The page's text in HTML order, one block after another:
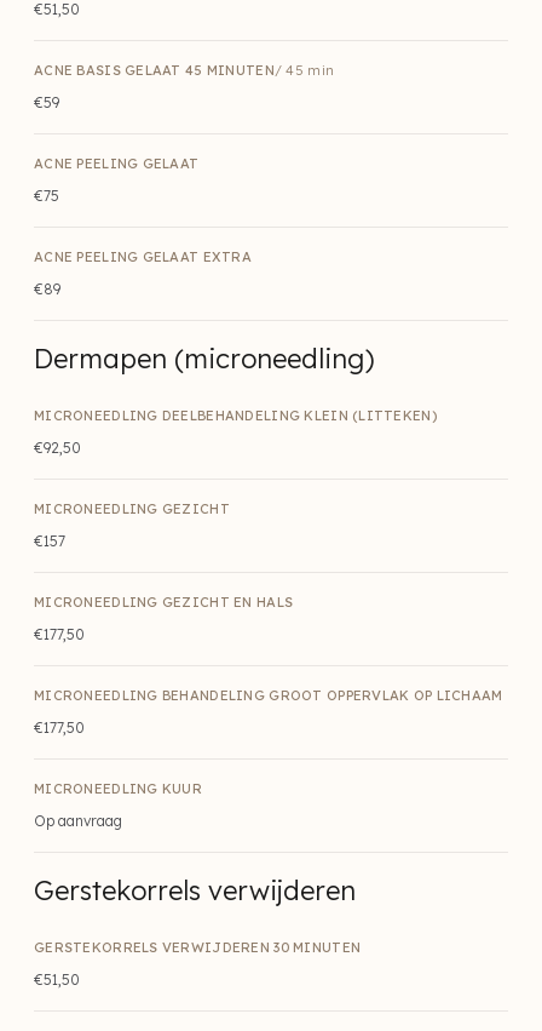
€51,50
ACNE BASIS GELAAT 45 MINUTEN/ 45 min
€59
ACNE PEELING GELAAT
€75
ACNE PEELING GELAAT EXTRA
€89
Dermapen (microneedling)
MICRONEEDLING DEELBEHANDELING KLEIN (LITTEKEN)
€92,50
MICRONEEDLING GEZICHT
€157
MICRONEEDLING GEZICHT EN HALS
€177,50
MICRONEEDLING BEHANDELING GROOT OPPERVLAK OP LICHAAM
€177,50
MICRONEEDLING KUUR
Op aanvraag
Gerstekorrels verwijderen
GERSTEKORRELS VERWIJDEREN 30 MINUTEN
€51,50